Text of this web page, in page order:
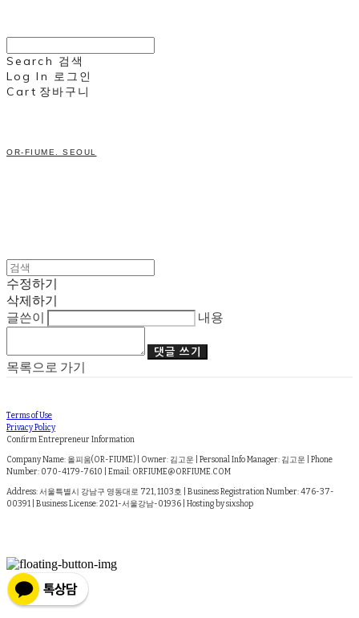
Search 검색
Log In 로그인
Cart 장바구니
OR-FIUME. SEOUL
수정하기
삭제하기
글쓴이
내용
댓글 쓰기
목록으로 가기
Terms of Use
Privacy Policy
Confirm Entrepreneur Information
Company Name: 올피움(OR-FIUME) | Owner: 김고운 | Personal Info Manager: 김고운 | Phone
Number: 070-4179-7610 | Email: ORFIUME@ORFIUME.COM
Address: 서울특별시 강남구 영동대로 721, 1103호 | Business Registration Number:476-37-
00391 | Business License:2021-서울강남-01936 | Hosting by sixshop